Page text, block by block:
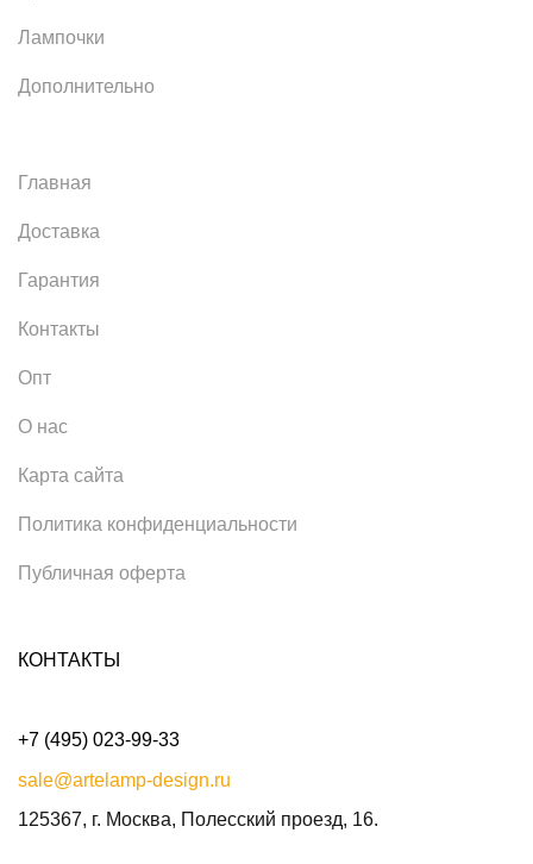
Лампочки
Дополнительно
Главная
Доставка
Гарантия
Контакты
Опт
О нас
Карта сайта
Политика конфиденциальности
Публичная оферта
КОНТАКТЫ
+7 (495) 023-99-33
sale@artelamp-design.ru
125367, г. Москва, Полесский проезд, 16.